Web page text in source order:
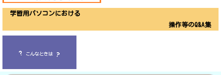
学習用パソコンにおける
操作等のQ&A集